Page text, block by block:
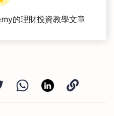
的理財投資教學文章